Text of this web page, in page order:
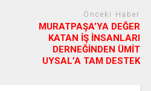
Önceki Haber
MURATPAŞA’YA DEĞER
KATAN İŞ İNSANLARI
DERNEĞİNDEN ÜMİT
UYSAL’A TAM DESTEK